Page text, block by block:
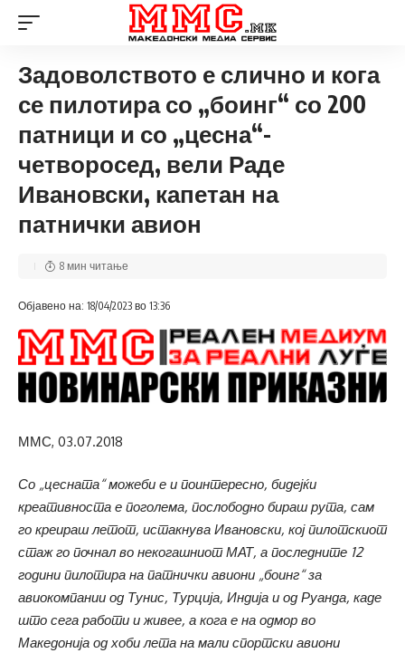
Задоволството е слично и кога
се пилотира со „боинг“ со 200
патници и со „цесна“-
четворосед, вели Раде
Ивановски, капетан на
патнички авион
Објавено на: 18/04/2023 во 13:36
8 мин читање
ММС, 03.07.2018
Со „цесната“ можеби е и поинтересно, бидејќи
креативноста е поголема, послободно бираш рута, сам
го креираш летот, истакнува Ивановски, кој пилотскиот
стаж го почнал во некогашниот МАТ, а последните 12
години пилотира на патнички авиони „боинг“ за
авиокомпании од Тунис, Турција, Индија и од Руанда, каде
што сега работи и живее, а кога е на одмор во
Македонија од хоби лета на мали спортски авиони